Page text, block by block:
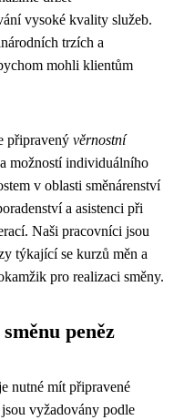
vysoké kvality služeb.
trzích a
mohli klientům
připravený věrnostní
a možností individuálního
v oblasti směnárenství
a asistenci při
Naši pracovníci jsou
týkající se kurzů měn a
pro realizaci směny.
peněz
nutné mít připravené
vyžadovány podle